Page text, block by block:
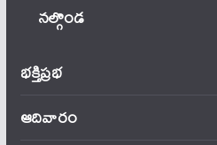
నల్గొండ
భక్తిప్రభ
ఆదివారం